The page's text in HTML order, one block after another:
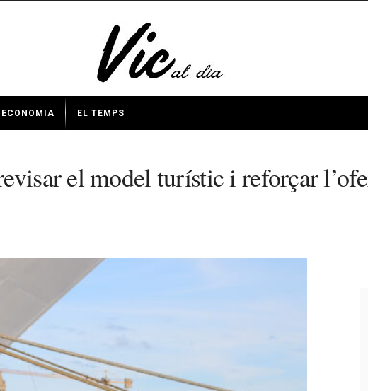
ECONOMIA EL TEMPS
el model turístic i reforçar